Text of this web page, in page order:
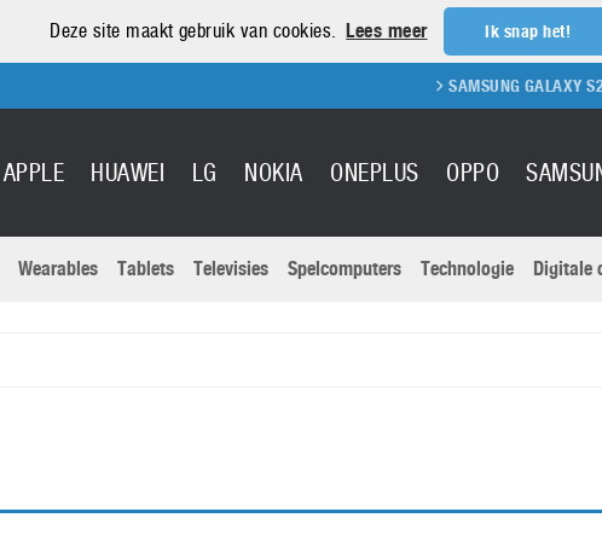
Deze site maakt gebruik van cookies. Lees meer Ik snap het!
SAMSUNG GALAXY S21
APPLE HUAWEI LG NOKIA ONEPLUS OPPO
Nikon
Wearables Tablets Televisies Spelcomputers Technologie Digitale
Televisies